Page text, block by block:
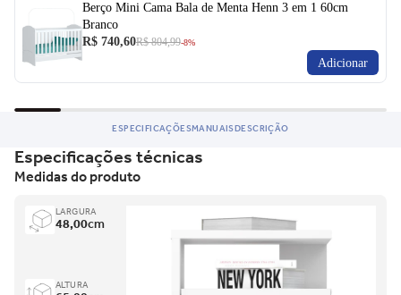
Berço Mini Cama Bala de Menta Henn 3 em 1 60cm
Branco
R$ 740,60R$ 804,99-8%
Adicionar
ESPECIFICAÇÕESMANUAISDESCRIÇÃO
Especificações técnicas
Medidas do produto
LARGURA
48,00cm
ALTURA